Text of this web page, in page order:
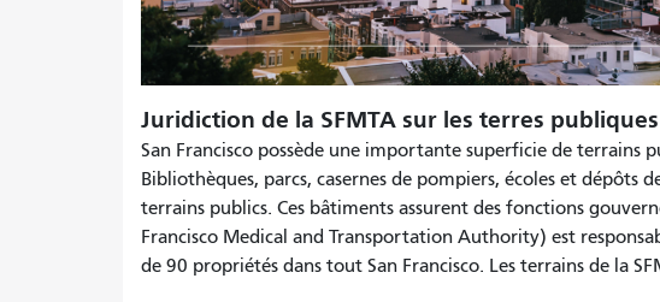
Juridiction de la SFMTA sur les terres publiques
San Francisco possède une importante superficie de terrains
Bibliothèques, parcs, casernes de pompiers, écoles et dépôts
terrains publics. Ces bâtiments assurent des fonctions
Francisco Medical and Transportation Authority) est
de 90 propriétés dans tout San Francisco. Les terrains de la